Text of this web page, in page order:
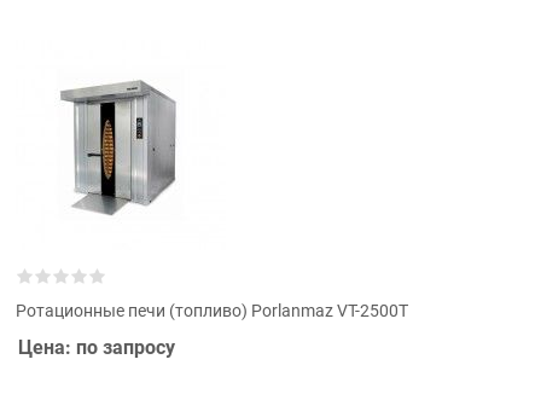
Ротационные печи (топливо) Porlanmaz VT-2500T
Цена: по запросу